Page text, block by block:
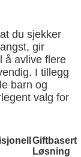
du sjekker
gir
å avlive flere
I tillegg
barn og
valg for
Giftbasert
Løsning